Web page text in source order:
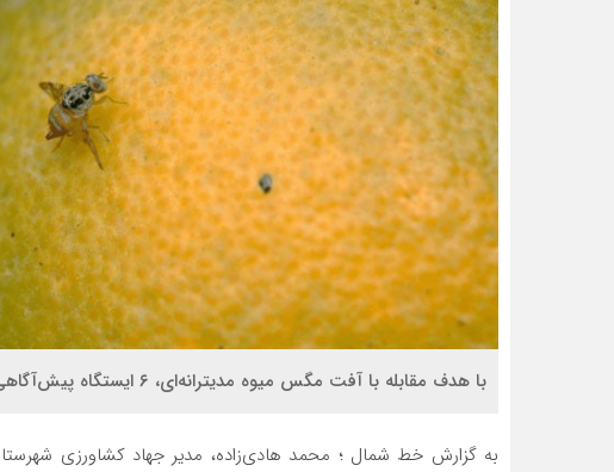
با هدف مقابله با آفت مگس میوه مدیترانه‌ای، ۶ ایستگاه پیش‌آگاهی در باغات شهرستان محمودآباد فعال شده‌اند.
به گزارش خط شمال ؛ محمد هادی‌زاده، مدیر جهاد کشاورزی